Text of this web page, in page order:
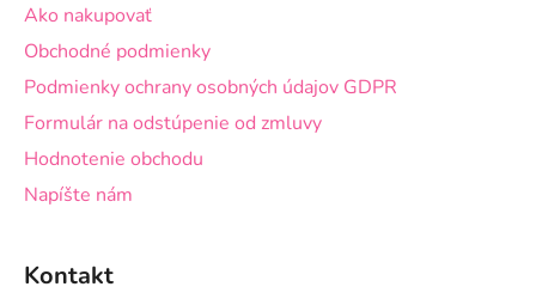
Ako nakupovať
Obchodné podmienky
Podmienky ochrany osobných údajov GDPR
Formulár na odstúpenie od zmluvy
Hodnotenie obchodu
Napíšte nám
Kontakt